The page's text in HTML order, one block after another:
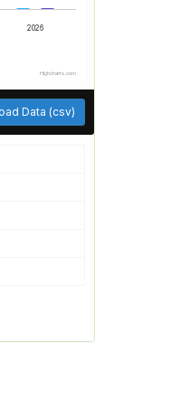
2026
Highcharts.com
Data (csv)